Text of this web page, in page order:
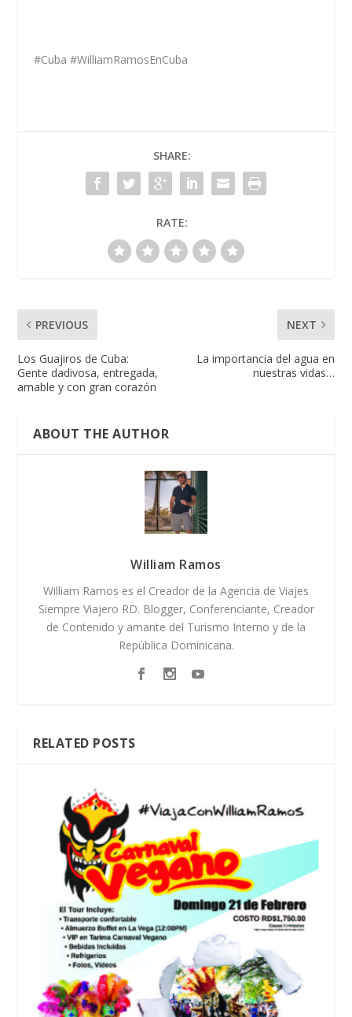
#Cuba #WilliamRamosEnCuba
SHARE:
RATE:
PREVIOUS
Los Guajiros de Cuba:
Gente dadivosa, entregada,
amable y con gran corazón
NEXT
La importancia del agua en
nuestras vidas…
ABOUT THE AUTHOR
William Ramos
William Ramos es el Creador de la Agencia de Viajes
Siempre Viajero RD. Blogger, Conferenciante, Creador
de Contenido y amante del Turismo Interno y de la
República Dominicana.
RELATED POSTS